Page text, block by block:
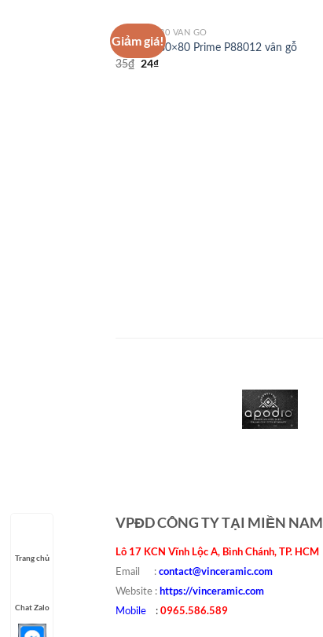
Giảm giá!
GẠCH 80X80 VÂN GỖ
Gạch lát 80×80 Prime P88012 vân gỗ
35₫ 24₫
VPĐD CÔNG TY TẠI MIỀN NAM
Lô 17 KCN Vĩnh Lộc A, Bình Chánh, TP. HCM
Email : contact@vinceramic.com
Website : https://vinceramic.com
Mobile : 0965.586.589
Trang chủ
Chat Zalo